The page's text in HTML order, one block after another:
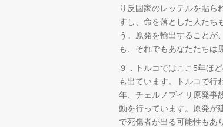
り反国家のレッテルを貼ら
すし、命を落とした人たち
う。原発を輸出することが
も、それでもあなたたちは
９．トルコではここ5年ほ
も出ています。トルコで行
年、チェルノブイリ原発事
動を行っています。原発が
で死傷者が出る可能性もあ